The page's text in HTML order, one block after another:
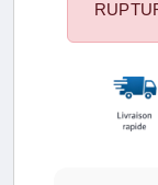
haute
préservant